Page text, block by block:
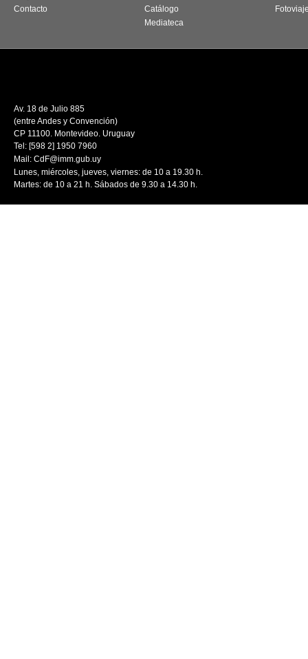
Contacto
Catálogo
Mediateca
Av. 18 de Julio 885
(entre Andes y Convención)
CP 11100. Montevideo. Uruguay
Tel: [598 2] 1950 7960
Mail: CdF@imm.gub.uy
Lunes, miércoles, jueves, viernes: de 10 a 19.30 h.
Martes: de 10 a 21 h. Sábados de 9.30 a 14.30 h.